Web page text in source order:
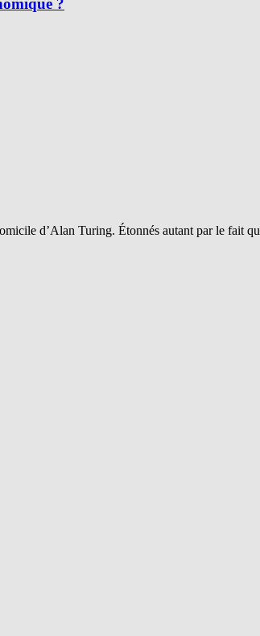
?
d’Alan Turing. Étonnés autant par le fait